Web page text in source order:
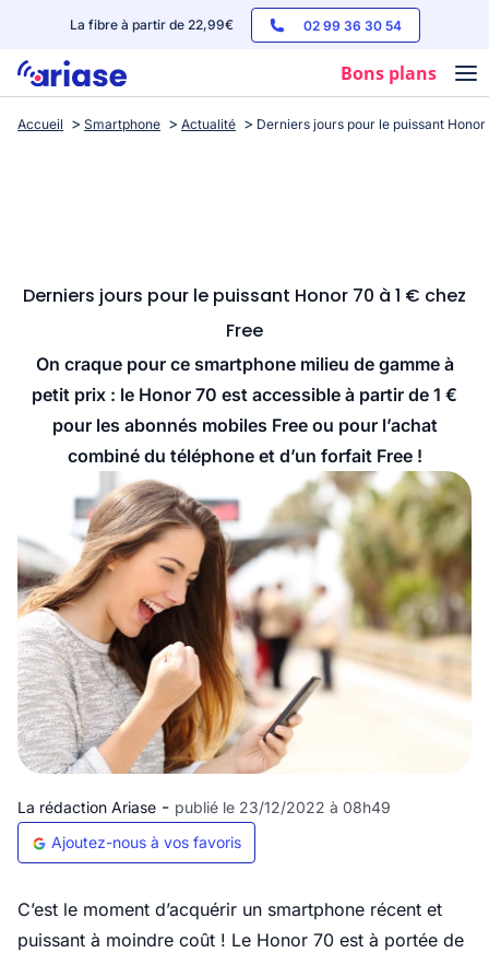
La fibre à partir de 22,99€ 02 99 36 30 54
Bons plans
Box internet
Streaming
Accueil Smartphone Actualité Derniers jours pour le puissant
Derniers jours pour le puissant Honor 70 à 1 € chez
Free
On craque pour ce smartphone milieu de gamme à
petit prix : le Honor 70 est accessible à partir de 1 €
pour les abonnés mobiles Free ou pour l’achat
combiné du téléphone et d’un forfait Free !
La rédaction Ariase - publié le 23/12/2022 à 08h49
Ajoutez-nous à vos favoris
C’est le moment d’acquérir un smartphone récent et
puissant à moindre coût ! Le Honor 70 est à portée de